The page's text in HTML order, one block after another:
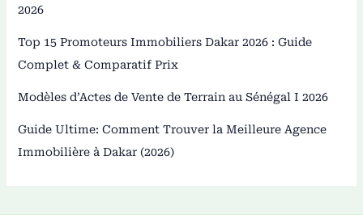
2026
Top 15 Promoteurs Immobiliers Dakar 2026 : Guide
Complet & Comparatif Prix
Modèles d’Actes de Vente de Terrain au Sénégal I 2026
Guide Ultime: Comment Trouver la Meilleure Agence
Immobilière à Dakar (2026)